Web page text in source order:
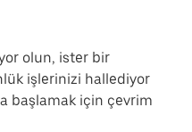
olun, ister bir
işlerinizi hallediyor
başlamak için çevrim